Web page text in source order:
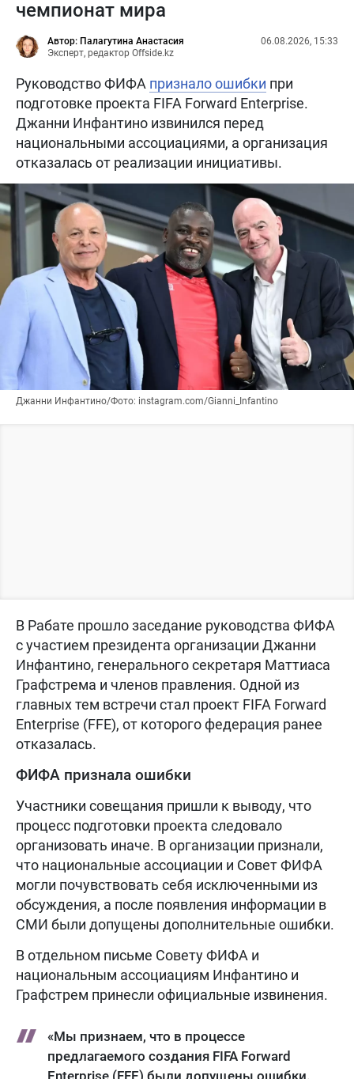
чемпионат мира
Автор: Палагутина Анастасия
Эксперт, редактор Offside.kz
06.08.2026, 15:33
Руководство ФИФА признало ошибки при
подготовке проекта FIFA Forward Enterprise.
Джанни Инфантино извинился перед
национальными ассоциациями, а организация
отказалась от реализации инициативы.
Джанни Инфантино/Фото: instagram.com/Gianni_Infantino
В Рабате прошло заседание руководства ФИФА
с участием президента организации Джанни
Инфантино, генерального секретаря Маттиаса
Графстрема и членов правления. Одной из
главных тем встречи стал проект FIFA Forward
Enterprise (FFE), от которого федерация ранее
отказалась.
ФИФА признала ошибки
Участники совещания пришли к выводу, что
процесс подготовки проекта следовало
организовать иначе. В организации признали,
что национальные ассоциации и Совет ФИФА
могли почувствовать себя исключенными из
обсуждения, а после появления информации в
СМИ были допущены дополнительные ошибки.
В отдельном письме Совету ФИФА и
национальным ассоциациям Инфантино и
Графстрем принесли официальные извинения.
«Мы признаем, что в процессе
предлагаемого создания FIFA Forward